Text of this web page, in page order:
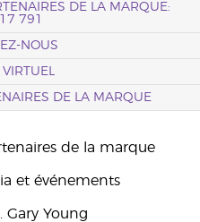
DE LA MARQUE:
791
NOUS
DE LA MARQUE
de la marque
et événements
Gary Young